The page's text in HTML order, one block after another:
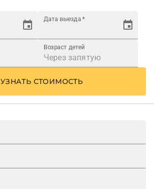
Дата выезда *
Возраст детей
УЗНАТЬ СТОИМОСТЬ